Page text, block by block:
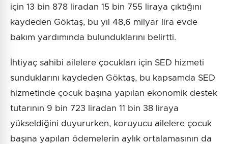
için 13 bin 878 liradan 15 bin 755 liraya çıktığını
kaydeden Göktaş, bu yıl 48,6 milyar lira evde
bakım yardımında bulunduklarını belirtti.
İhtiyaç sahibi ailelere çocukları için SED hizmeti
sunduklarını kaydeden Göktaş, bu kapsamda SED
hizmetinde çocuk başına yapılan ekonomik destek
tutarının 9 bin 723 liradan 11 bin 38 liraya
yükseldiğini duyururken, koruyucu ailelere çocuk
başına yapılan ödemelerin aylık ortalamasının da